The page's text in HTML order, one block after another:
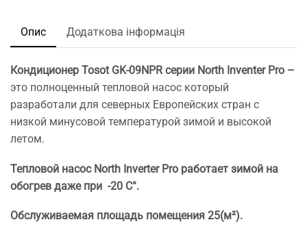
Опис Додаткова інформація
Кондиционер Tosot GK-09NPR серии North Inventer Pro –
это полноценный тепловой насос который
разработали для северных Европейских стран с
низкой минусовой температурой зимой и высокой
летом.
Тепловой насос North Inverter Pro работает зимой на
обогрев даже при -20 С°.
Обслуживаемая площадь помещения 25(м²).